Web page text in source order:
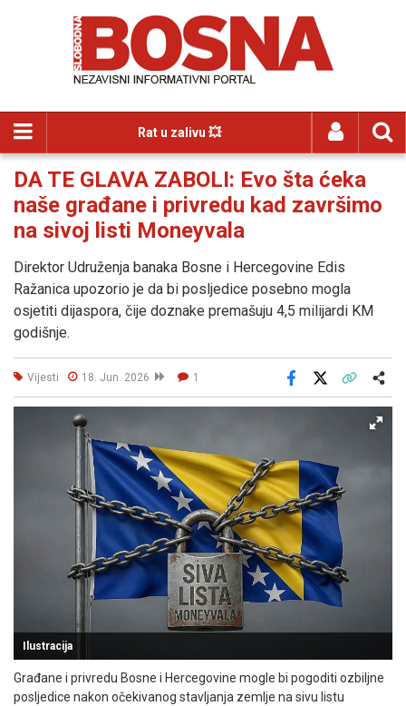
Rat u zalivu 💥
DA TE GLAVA ZABOLI: Evo šta ćeka
naše građane i privredu kad završimo
na sivoj listi Moneyvala
Direktor Udruženja banaka Bosne i Hercegovine Edis
Ražanica upozorio je da bi posljedice posebno mogla
osjetiti dijaspora, čije doznake premašuju 4,5 milijardi KM
godišnje.
Vijesti 18. Jun. 2026 1
Facebook
Ilustracija
Građane i privredu Bosne i Hercegovine mogle bi pogoditi ozbiljne
posljedice nakon očekivanog stavljanja zemlje na sivu listu